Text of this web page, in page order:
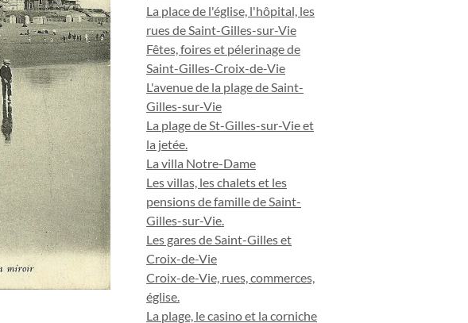
La place de l'église, l'hôpital, les
rues de Saint-Gilles-sur-Vie
Fêtes, foires et pélerinage de
Saint-Gilles-Croix-de-Vie
L'avenue de la plage de Saint-
Gilles-sur-Vie
La plage de St-Gilles-sur-Vie et
la jetée.
La villa Notre-Dame
Les villas, les chalets et les
pensions de famille de Saint-
Gilles-sur-Vie.
Les gares de Saint-Gilles et
Croix-de-Vie
Croix-de-Vie, rues, commerces,
église.
La plage, le casino et la corniche